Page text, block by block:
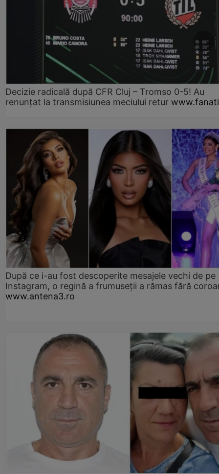
Decizie radicală după CFR Cluj – Tromso 0-5! Au
renunțat la transmisiunea meciului retur
După ce i-au fost descoperite mesajele vechi de pe
Instagram, o regină a frumuseții a rămas fără
www.antena3.ro